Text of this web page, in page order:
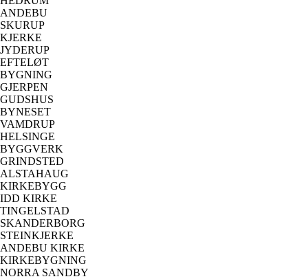
ANDEBU
SKURUP
KJERKE
JYDERUP
EFTELØT
BYGNING
GJERPEN
GUDSHUS
BYNESET
VAMDRUP
HELSINGE
BYGGVERK
GRINDSTED
ALSTAHAUG
KIRKEBYGG
IDD KIRKE
TINGELSTAD
SKANDERBORG
STEINKJERKE
ANDEBU KIRKE
KIRKEBYGNING
NORRA SANDBY